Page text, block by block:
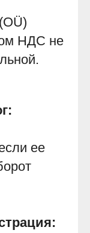
НДС не
ее